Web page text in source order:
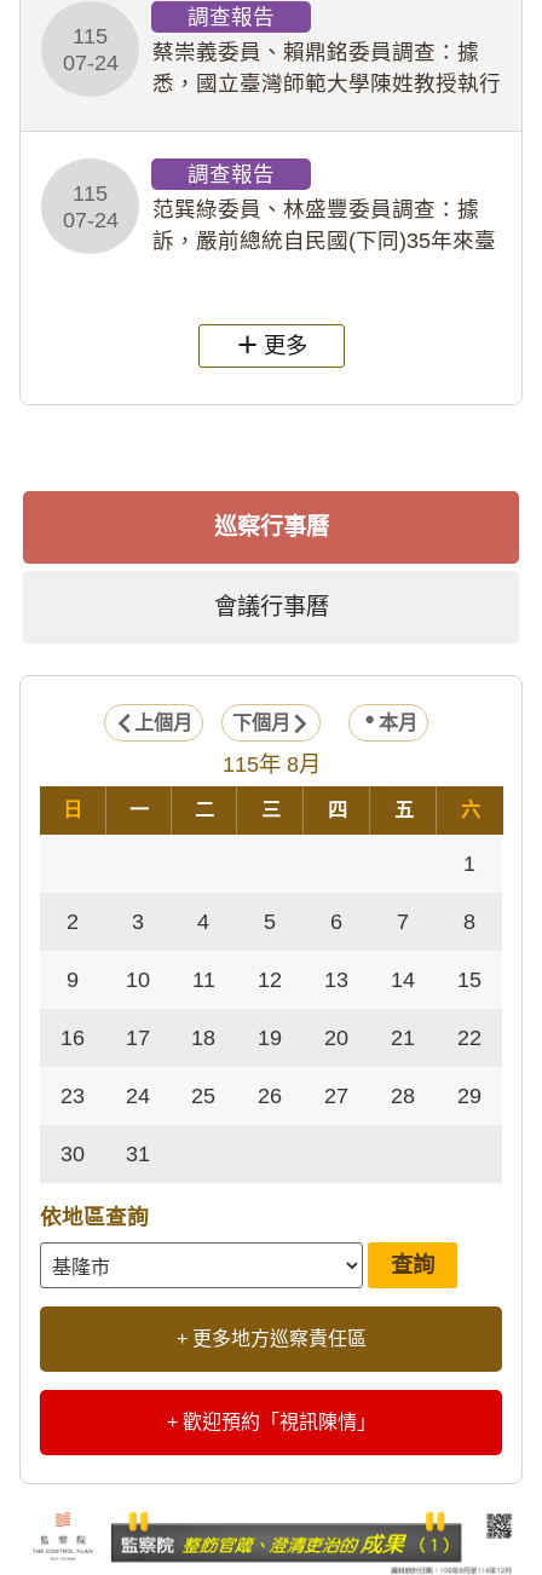
行拍攝特定樣態性影像並以手機傳送
劉師。該生因畏懼成
115
07-24
調查報告
蔡崇義委員、賴鼎銘委員調查：據
悉，國立臺灣師範大學陳姓教授執行
術倫理等情案調查報告。(115教調
31)
115
07-24
調查報告
范巽綠委員、林盛豐委員調查：據
訴，嚴前總統自民國(下同)35年來臺
過世後，總統府於89年間函請其家屬
繼續留住
更多
巡察行事曆
會議行事曆
上個月 下個月 本月
115年 8月
日 一 二 三 四 五 六
1
2 3 4 5 6 7 8
9 10 11 12 13 14 15
16 17 18 19 20 21 22
23 24 25 26 27 28 29
30 31
依地區查詢
+ 更多地方巡察責任區
+ 歡迎預約「視訊陳情」